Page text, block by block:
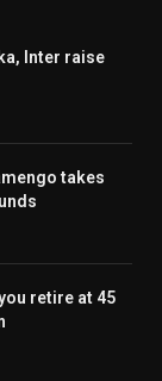
Inter raise
takes
retire at 45